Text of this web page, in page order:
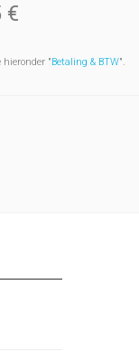
€
hieronder "Betaling & BTW".